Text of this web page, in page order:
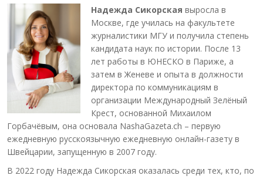
Надежда Сикорская выросла в
Москве, где училась на факультете
журналистики МГУ и получила степень
кандидата наук по истории. После 13
лет работы в ЮНЕСКО в Париже, а
затем в Женеве и опыта в должности
директора по коммуникациям в
организации Международный Зелёный
Крест, основанной Михаилом
Горбачёвым, она основала NashaGazeta.ch – первую
ежедневную русскоязычную ежедневную онлайн-газету в
Швейцарии, запущенную в 2007 году.
В 2022 году Надежда Сикорская оказалась среди тех, кто, по